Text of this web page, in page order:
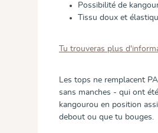
Possibilité de
Tissu doux et
Tu trouveras plus
Les tops ne remplacent
sans manches - qui ont
kangourou en position
debout ou que tu bouges.